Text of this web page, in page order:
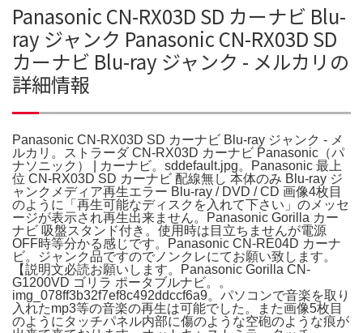
Panasonic CN-RX03D SD カーナビ Blu-
ray ジャンク Panasonic CN-RX03D SD
カーナビ Blu-ray ジャンク - メルカリの
詳細情報
Panasonic CN-RX03D SD カーナビ Blu-ray ジャンク - メ
ルカリ。ストラーダ CN-RX03D カーナビ Panasonic（パ
ナソニック） | カーナビ。sddefault.jpg。Panasonic 最上
位 CN-RX03D SD カーナビ 配線無し 本体のみ Blu-ray ジ
ャンクメディア再生エラー Blu-ray / DVD / CD 画像4枚目
のように「再生可能なディスクを入れて下さい」のメッセ
ージが表示され再生出来ません。Panasonic Gorilla カー
ナビ 吸盤スタンド付き。使用時は目立ちませんが電源
OFF時等分かる感じです。Panasonic CN-RE04D カーナ
ビ。ジャンク品ですのでノンクレにてお願い致します。
【説明文必読お願いします。Panasonic Gorilla CN-
G1200VD ゴリラ ポータブルナビ。。
img_078ff3b32f7ef8c492ddccf6a9。パソコンで音楽を取り
入れたmp3等の音楽の再生は可能でした。また画像5枚目
のようにタッチパネル内部に傷のような空砲のような痕が